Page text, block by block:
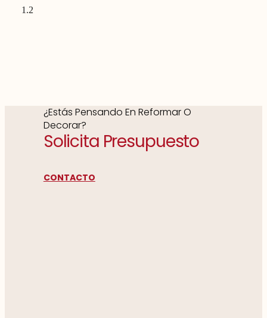
¿Estás Pensando En Reformar O
Decorar?
Solicita Presupuesto
CONTACTO